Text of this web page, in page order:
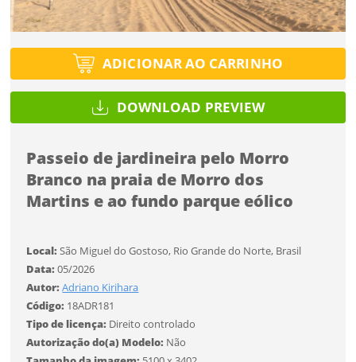
ADICIONAR AO CARRINHO
DOWNLOAD PREVIEW
Passeio de jardineira pelo Morro
Branco na praia de Morro dos
Martins e ao fundo parque eólico
Local:São Miguel do Gostoso, Rio Grande do Norte, Brasil
Data:05/2026
Autor:Adriano Kirihara
Código: 18ADR181
Tipo de licença: Direito controlado
Autorização do(a) Modelo: Não
Formato
Selecione
Utilização
Tamanho
FINALIZAR
Você ainda não tem conta?
SALVAR
Desejo receber novidades sobre a Pulsar Imagens
Li e concordo com os Termos de Uso do site
CADASTRAR
Já tem uma conta?
Tipo de download
Limite de download
Status
Tamanho